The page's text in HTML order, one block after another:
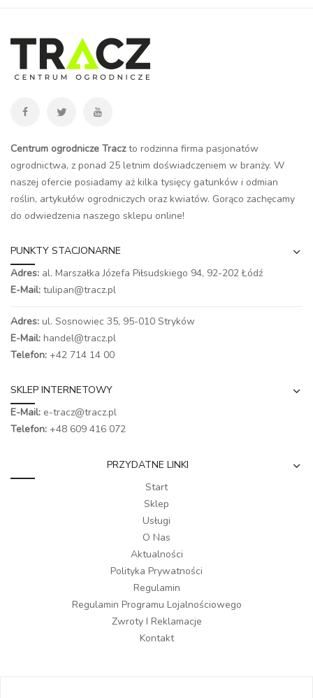
Centrum ogrodnicze Traczto rodzinna firma pasjonatów
ogrodnictwa, z ponad 25 letnim doświadczeniem w branży. W
naszej ofercie posiadamy aż kilka tysięcy gatunków i odmian
roślin, artykułów ogrodniczych oraz kwiatów. Gorąco zachęcamy
do odwiedzenia naszego sklepu online!
PUNKTY STACJONARNE
Adres: al. Marszałka Józefa Piłsudskiego 94, 92-202 Łódź
E-Mail: tulipan@tracz.pl
Adres: ul. Sosnowiec 35, 95-010 Stryków
E-Mail: handel@tracz.pl
Telefon: +42 714 14 00
SKLEP INTERNETOWY
E-Mail: e-tracz@tracz.pl
Telefon: +48 609 416 072
PRZYDATNE LINKI
Start
Sklep
Usługi
O Nas
Aktualności
Polityka Prywatności
Regulamin
Regulamin Programu Lojalnościowego
Zwroty I Reklamacje
Kontakt